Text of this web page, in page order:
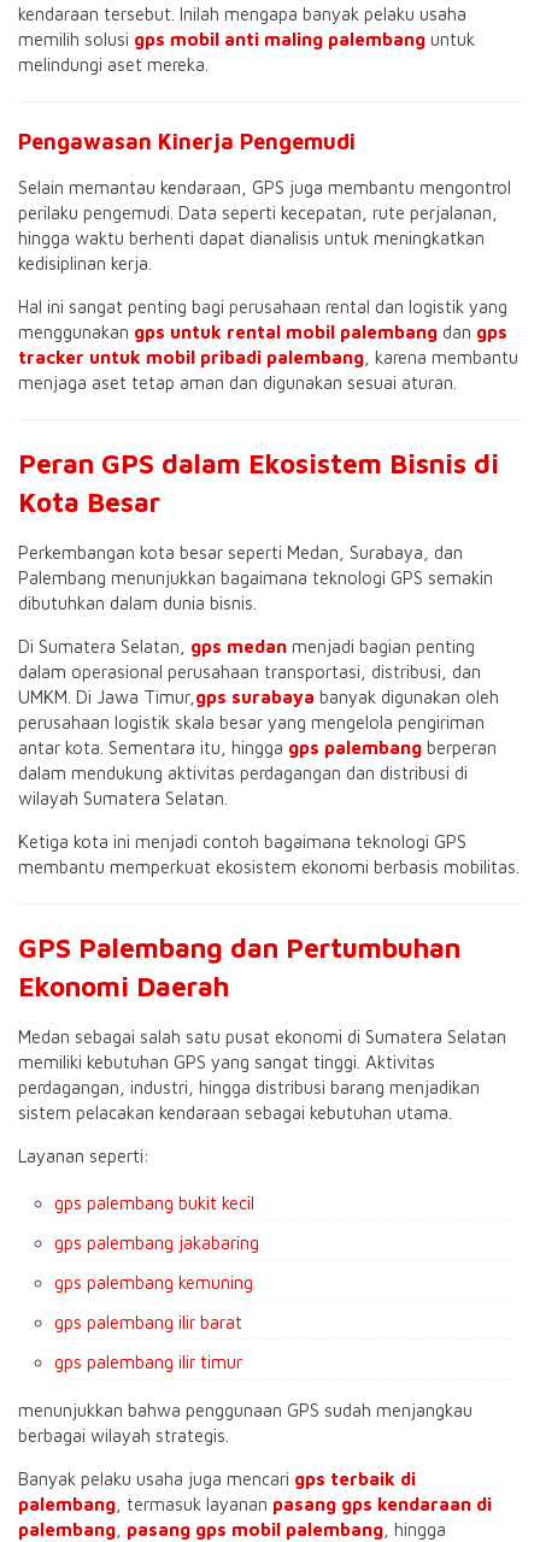
kendaraan tersebut. Inilah mengapa banyak pelaku usaha
memilih solusi gps mobil anti maling palembang untuk
melindungi aset mereka.
Pengawasan Kinerja Pengemudi
Selain memantau kendaraan, GPS juga membantu mengontrol
perilaku pengemudi. Data seperti kecepatan, rute perjalanan,
hingga waktu berhenti dapat dianalisis untuk meningkatkan
kedisiplinan kerja.
Hal ini sangat penting bagi perusahaan rental dan logistik yang
menggunakan gps untuk rental mobil palembang dan gps
tracker untuk mobil pribadi palembang , karena membantu
menjaga aset tetap aman dan digunakan sesuai aturan.
Peran GPS dalam Ekosistem Bisnis di
Kota Besar
Perkembangan kota besar seperti Medan, Surabaya, dan
Palembang menunjukkan bagaimana teknologi GPS semakin
dibutuhkan dalam dunia bisnis.
Di Sumatera Selatan, gps medan menjadi bagian penting
dalam operasional perusahaan transportasi, distribusi, dan
UMKM. Di Jawa Timur, gps surabaya banyak digunakan oleh
perusahaan logistik skala besar yang mengelola pengiriman
antar kota. Sementara itu, hingga gps palembang berperan
dalam mendukung aktivitas perdagangan dan distribusi di
wilayah Sumatera Selatan.
Ketiga kota ini menjadi contoh bagaimana teknologi GPS
membantu memperkuat ekosistem ekonomi berbasis mobilitas.
GPS Palembang dan Pertumbuhan
Ekonomi Daerah
Medan sebagai salah satu pusat ekonomi di Sumatera Selatan
memiliki kebutuhan GPS yang sangat tinggi. Aktivitas
perdagangan, industri, hingga distribusi barang menjadikan
sistem pelacakan kendaraan sebagai kebutuhan utama.
Layanan seperti:
gps palembang bukit kecil
gps palembang jakabaring
gps palembang kemuning
gps palembang ilir barat
gps palembang ilir timur
menunjukkan bahwa penggunaan GPS sudah menjangkau
berbagai wilayah strategis.
Banyak pelaku usaha juga mencari gps terbaik di
palembang , termasuk layanan pasang gps kendaraan di
palembang pasang gps mobil palembang , hingga